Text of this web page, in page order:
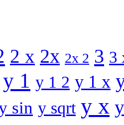
2 x 2x 2x 2 3 3
y 1 y 1 2 y 1 x
sin y sqrt y x